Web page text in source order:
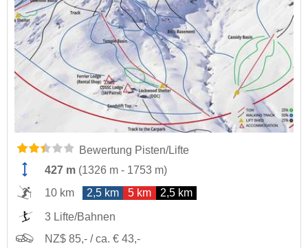
Bewertung Pisten/Lifte
427 m (1326 m - 1753 m)
10 km
2,5 km 5 km 2,5 km
3 Lifte/Bahnen
NZ$ 85,- / ca. € 43,-